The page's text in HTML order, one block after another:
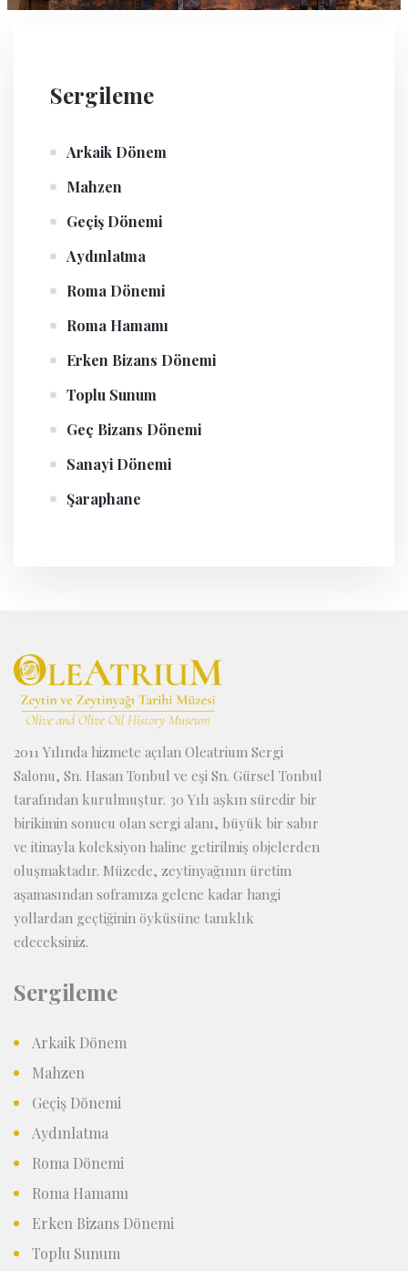
Sergileme
Arkaik Dönem
Mahzen
Geçiş Dönemi
Aydınlatma
Roma Dönemi
Roma Hamamı
Erken Bizans Dönemi
Toplu Sunum
Geç Bizans Dönemi
Sanayi Dönemi
Şaraphane
2011 Yılında hizmete açılan Oleatrium Sergi
Salonu, Sn. Hasan Tonbul ve eşi Sn. Gürsel Tonbul
tarafından kurulmuştur. 30 Yılı aşkın süredir bir
birikimin sonucu olan sergi alanı, büyük bir sabır
ve itinayla koleksiyon haline getirilmiş objelerden
oluşmaktadır. Müzede, zeytinyağının üretim
aşamasından soframıza gelene kadar hangi
yollardan geçtiğinin öyküsüne tanıklık
edeceksiniz.
Sergileme
Arkaik Dönem
Mahzen
Geçiş Dönemi
Aydınlatma
Roma Dönemi
Roma Hamamı
Erken Bizans Dönemi
Toplu Sunum